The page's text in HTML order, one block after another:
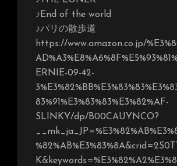
♪End of the world
♪パリの散歩道
https://www.amazon.co.jp/
ERNIE-09-42-
83%91%E3%83%83%E3%82%AF-
SLINKY/dp/B00CAUYNCO?